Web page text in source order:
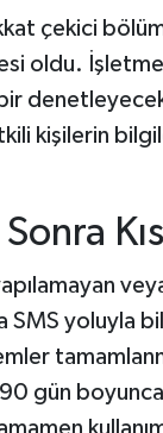
çekici
oldu.
kişilerin
SMS yoluyla
90 gün